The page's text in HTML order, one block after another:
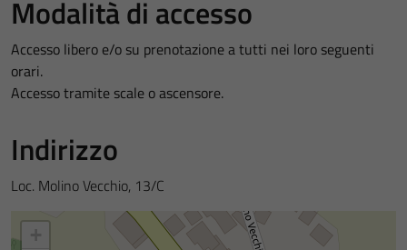
Modalità di accesso
Accesso libero e/o su prenotazione a tutti nei loro seguenti
orari.
Accesso tramite scale o ascensore.
Indirizzo
Loc. Molino Vecchio, 13/C